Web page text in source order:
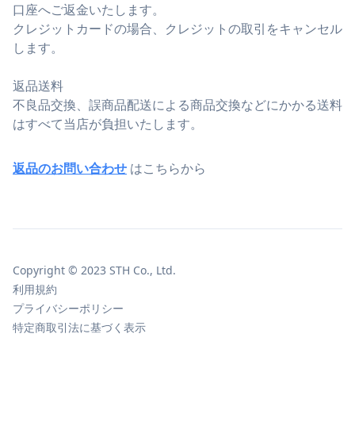
口座へご返金いたします。
クレジットカードの場合、クレジットの取引をキャンセル
します。
返品送料
不良品交換、誤商品配送による商品交換などにかかる送料
はすべて当店が負担いたします。
返品のお問い合わせ はこちらから
Copyright © 2023 STH Co., Ltd.
利用規約
プライバシーポリシー
特定商取引法に基づく表示